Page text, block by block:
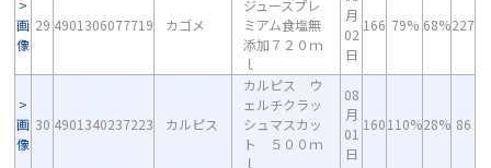
画
像
29 4901306077719 カゴメ
ジュースプレ
ミアム食塩無
添加７２０ｍ
ｌ
月
02
日
166 79% 68%227
画
像
30 4901340237223 カルピス
カルピス ウ
ェルチクラッ
シュマスカッ
ト ５００ｍ
ｌ
08
月
01
日
160110%28% 86